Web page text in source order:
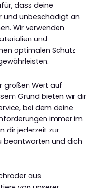
dass deine
und unbeschädigt an
Wir verwenden
und
optimalen Schutz
großen Wert auf
Grund bieten wir dir
bei dem deine
immer im
dir jederzeit zur
beantworten und dich
aus